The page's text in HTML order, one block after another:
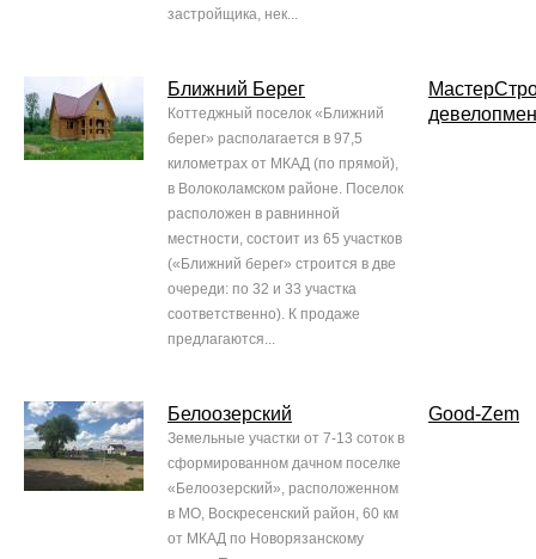
застройщика, нек...
Ближний Берег
Коттеджный поселок «Ближний
берег» располагается в 97,5
километрах от МКАД (по прямой),
в Волоколамском районе. Поселок
расположен в равнинной
местности, состоит из 65 участков
(«Ближний берег» строится в две
очереди: по 32 и 33 участка
соответственно). К продаже
предлагаются...
Белоозерский
Земельные участки от 7-13 соток в
сформированном дачном поселке
«Белоозерский», расположенном
в МО, Воскресенский район, 60 км
от МКАД по Новорязанскому
Good-Zem